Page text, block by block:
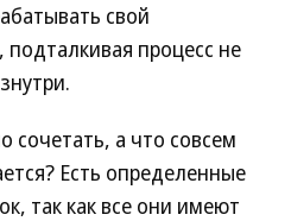
свой
процесс не
сочетать, а что совсем
Есть определенные
так как все они имеют